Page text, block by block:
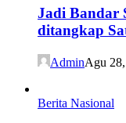
Jadi Bandar
ditangkap
AdminAgu
Berita Nasional